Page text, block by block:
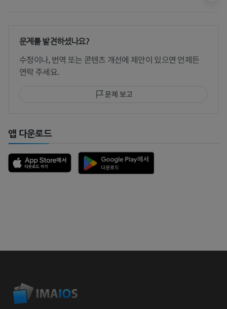
문제를 발견하셨나요?
수정이나, 번역 또는 콘텐츠 개선에 제안이 있으면 언제든
연락 주세요.
문제 보고
앱 다운로드